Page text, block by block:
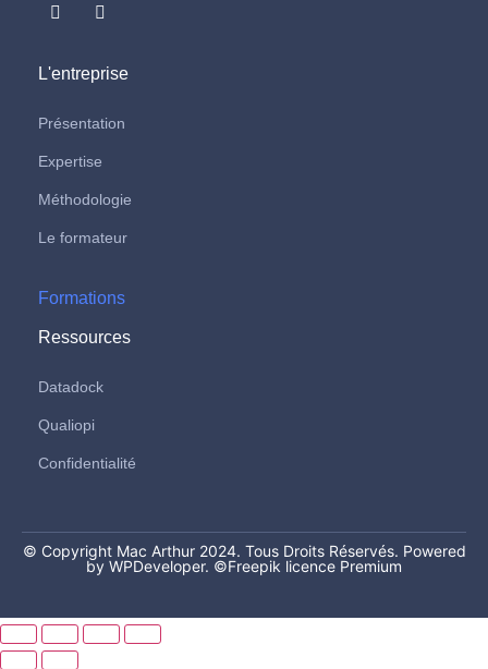
L'entreprise
Présentation
Expertise
Méthodologie
Le formateur
Formations
Ressources
Datadock
Qualiopi
Confidentialité
© Copyright Mac Arthur 2024. Tous Droits Réservés. Powered
by WPDeveloper. ©Freepik licence Premium